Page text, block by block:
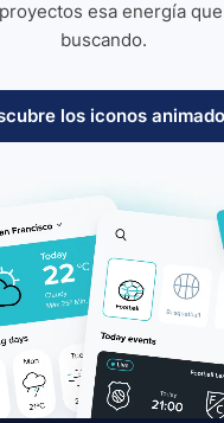
esa energía
buscando.
los iconos